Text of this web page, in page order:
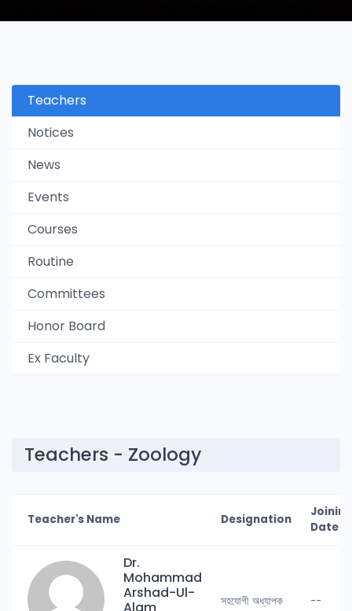
Teachers
Notices
News
Events
Courses
Routine
Committees
Honor Board
Ex Faculty
Teachers - Zoology
Teacher's Name Designation
Joining
Date
Dr.
Mohammad
Arshad-Ul-
সহযোগী অধ্যাপক --